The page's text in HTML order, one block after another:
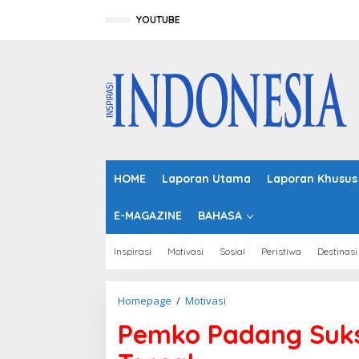
YOUTUBE
HOME Laporan Utama Laporan Khusus
E-MAGAZINE BAHASA
Inspirasi Motivasi Sosial Peristiwa Destinasi
Homepage / Motivasi
m
k
Pemko Padang